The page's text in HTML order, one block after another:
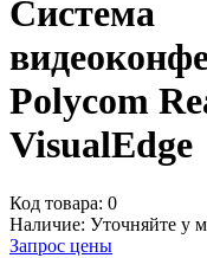
Система
Polycom
VisualEdge
Код товара: 0
Наличие: Уточняйте у
Запрос цены